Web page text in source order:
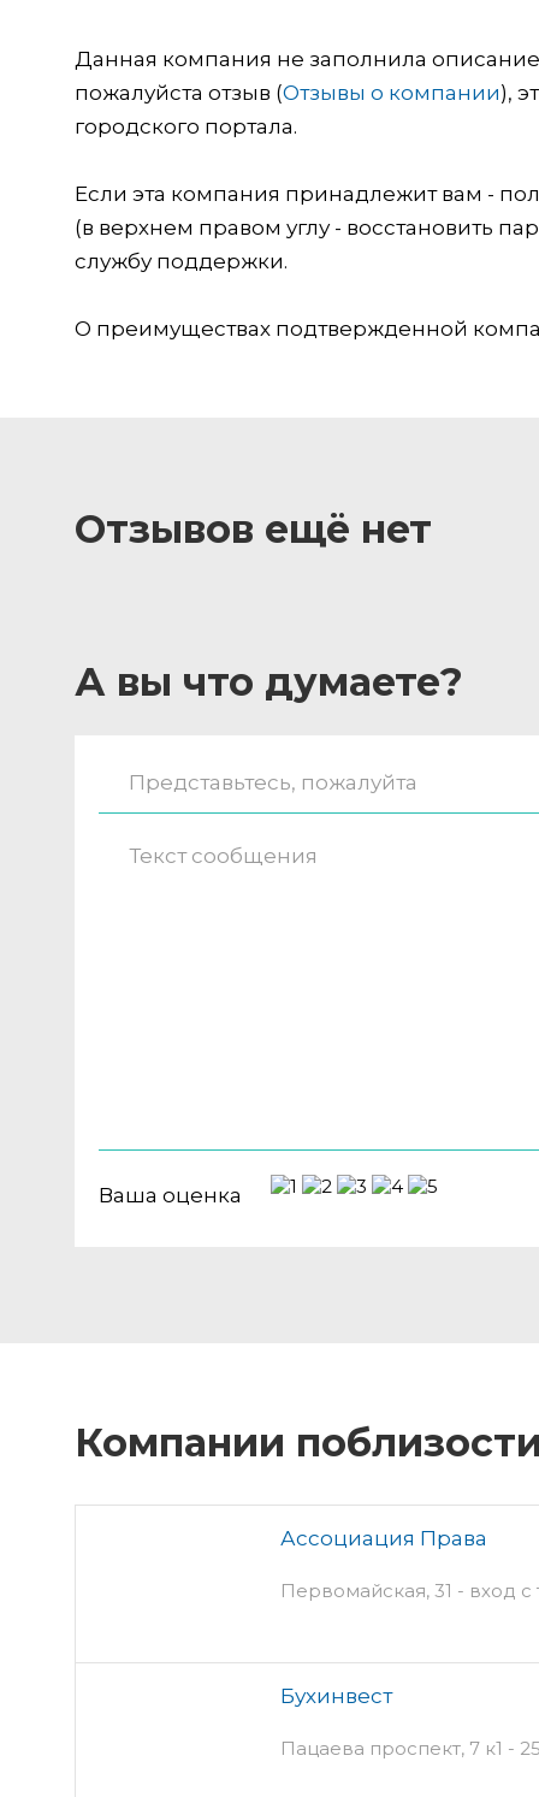
Данная компания не заполнила описание
пожалуйста отзыв (Отзывы о компании),
городского портала.
Если эта компания принадлежит вам -
(в верхнем правом углу - восстановить
службу поддержки.
О преимуществах подтвержденной
Отзывов ещё нет
А вы что думаете?
Ваша оценка
Компании поблизости
Ассоциация Права
Первомайская, 31 - вход с
Бухинвест
Пацаева проспект, 7 к1 -